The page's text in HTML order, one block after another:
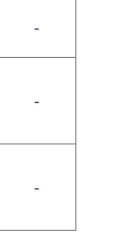
-
-
-